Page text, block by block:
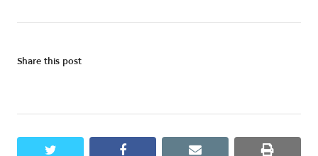
Share this post
twitter facebook email print